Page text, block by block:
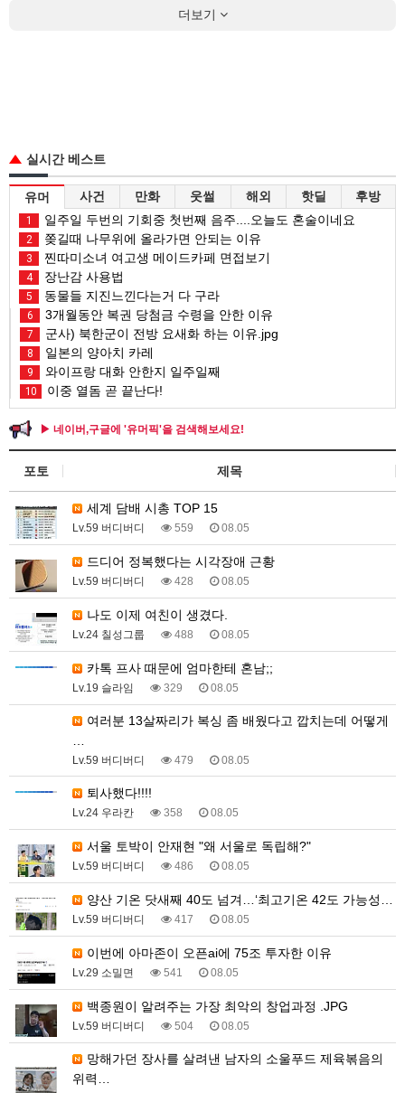
더보기
실시간 베스트
유머 사건 만화 웃썰 해외 핫딜 후방
1 일주일 두번의 기회중 첫번째 음주....오늘도 혼술이네요
2 쫒길때 나무위에 올라가면 안되는 이유
3 찐따미소녀 여고생 메이드카페 면접보기
4 장난감 사용법
5 동물들 지진느낀다는거 다 구라
6 3개월동안 복권 당첨금 수령을 안한 이유
7 군사) 북한군이 전방 요새화 하는 이유.jpg
8 일본의 양아치 카레
9 와이프랑 대화 안한지 일주일째
10 이중 열돔 곧 끝난다!
▶ 네이버,구글에 '유머픽'을 검색해보세요!
포토 제목
세계 담배 시총 TOP 15
Lv.59 버디버디 559 08.05
드디어 정복했다는 시각장애 근황
Lv.59 버디버디 428 08.05
나도 이제 여친이 생겼다.
Lv.24 칠성그룹 488 08.05
카톡 프사 때문에 엄마한테 혼남;;
Lv.19 슬라임 329 08.05
Lv.59 버디버디 479 08.05
퇴사했다!!!!
Lv.24 우라칸 358 08.05
서울 토박이 안재현 "왜 서울로 독립해?"
Lv.59 버디버디 486 08.05
양산 기온 닷새째 40도 넘겨…‘최고기온 42도 가능성…
Lv.59 버디버디 417 08.05
이번에 아마존이 오픈ai에 75조 투자한 이유
Lv.29 소밀면 541 08.05
백종원이 알려주는 가장 최악의 창업과정 .JPG
Lv.59 버디버디 504 08.05
위력…